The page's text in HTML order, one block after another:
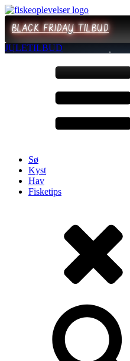
BLACK FRIDAY TILBUD
JULETILBUD
Sø
Kyst
Hav
Fisketips